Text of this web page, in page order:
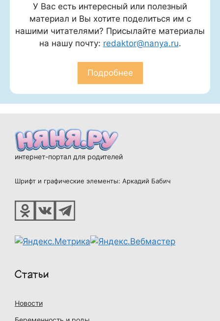
У Вас есть интересный или полезный
материал и Вы хотите поделиться им с
нашими читателями? Присылайте материалы
на нашу почту: redaktor@nanya.ru.
Подробнее
интернет-портал для родителей
Шрифт и графические элементы: Аркадий Бабич
Статьи
Новости